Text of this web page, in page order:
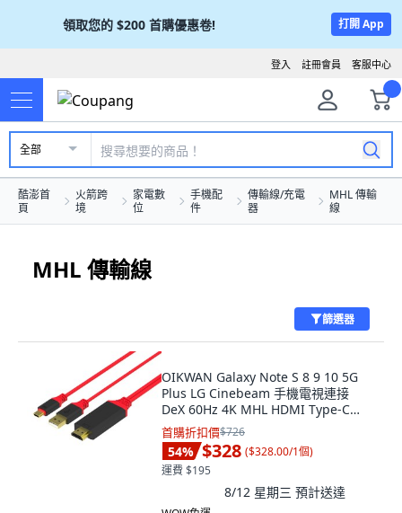
領取您的 $200 首購優惠卷! 打開 App
客服中心
註冊會員
登入
全部
酷澎首
頁
火箭跨
境
家電數
位
手機配
件
傳輸線/充電
器
MHL 傳輸
線
MHL 傳輸線
篩選器
OIKWAN Galaxy Note S 8 9 10 5G
Plus LG Cinebeam 手機電視連接
DeX 60Hz 4K MHL HDMI Type-C
USB 充電式 支援Netflix 鏡像傳輸線
3m, 黑色 + 紅色, 1個
首購折扣價$726
54% $328 ($328.00/1個)
運費 $195
8/12 星期三 預計送達